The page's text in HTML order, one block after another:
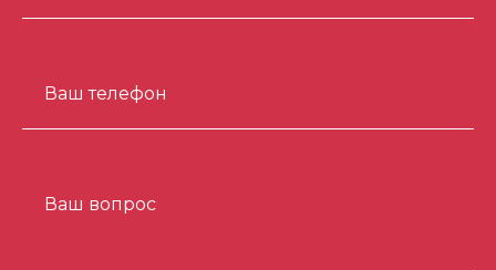
Ваш телефон
Ваш вопрос